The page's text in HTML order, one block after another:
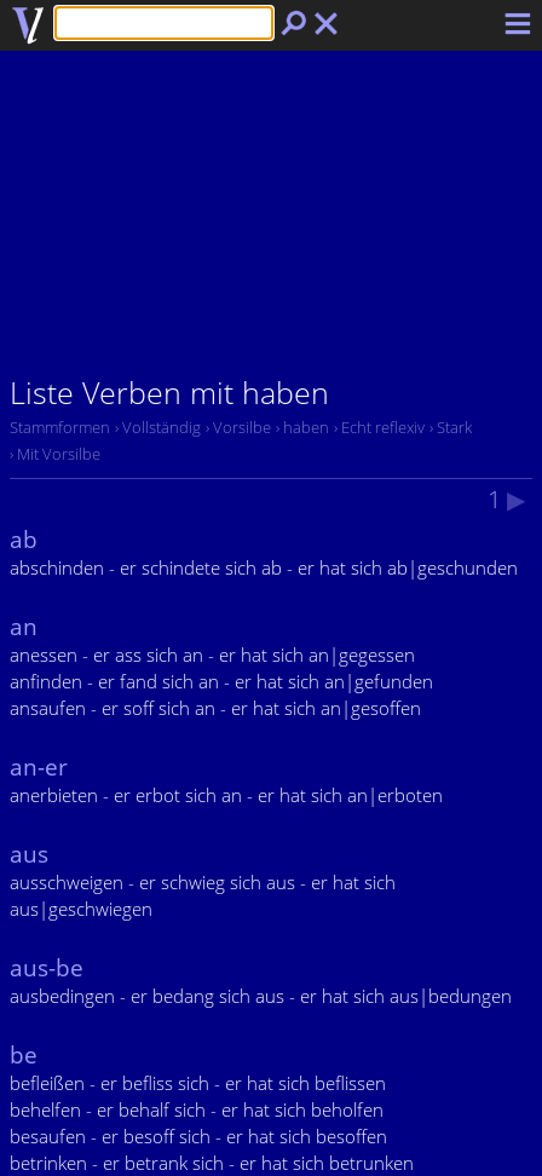
Liste Verben mit haben
Stammformen › Vollständig › Vorsilbe › haben › Echt reflexiv › Stark
› Mit Vorsilbe
1 ▶
ab
abschinden - er schindete sich ab - er hat sich ab|geschunden
an
anessen - er ass sich an - er hat sich an|gegessen
anfinden - er fand sich an - er hat sich an|gefunden
ansaufen - er soff sich an - er hat sich an|gesoffen
an-er
anerbieten - er erbot sich an - er hat sich an|erboten
aus
ausschweigen - er schwieg sich aus - er hat sich
aus|geschwiegen
aus-be
ausbedingen - er bedang sich aus - er hat sich aus|bedungen
be
befleißen - er befliss sich - er hat sich beflissen
behelfen - er behalf sich - er hat sich beholfen
besaufen - er besoff sich - er hat sich besoffen
betrinken - er betrank sich - er hat sich betrunken